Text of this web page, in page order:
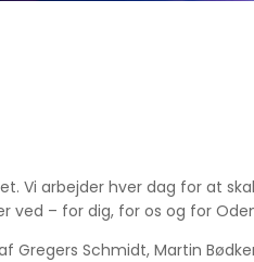
Vi arbejder hver dag for at
ved – for dig, for os og for
Gregers Schmidt, Martin